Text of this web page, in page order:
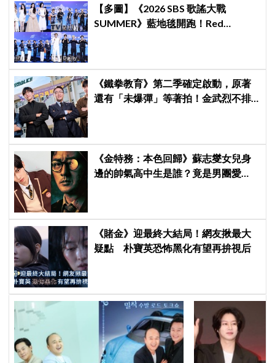
【多圖】《2026 SBS 歌謠大戰
SUMMER》藍地毯開跑！Red
《鐵拳教育》第二季確定啟動，原著
還有「未爆彈」等著拍！金武烈不排
《金特務：本色回歸》蘇志燮女兒身
邊的帥氣高中生是誰？竟是男團愛
《賭金》迎最終大結局！網友揪最大
疑點 朴寶英恐怖黑化有望再拚視后